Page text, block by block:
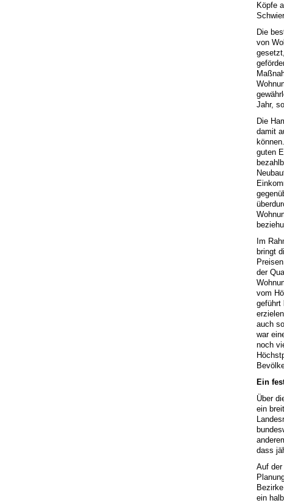
Köpfe
Die
von
Jahr,
Die
damit
guten
Im
bringt
der
vom
geführt
auch
war
noch
Ein
Über
ein
dass
Auf der
ein